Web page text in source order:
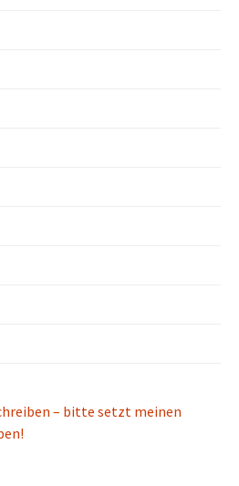
– bitte setzt meinen